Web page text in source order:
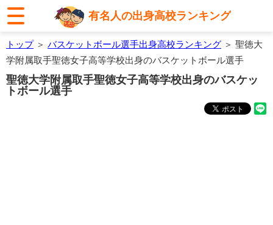
有名人の出身高校ランキング
トップ＞ バスケットボール選手出身高校ランキング ＞ 聖徳大
学附属取手聖徳女子高等学校出身のバスケットボール選手
聖徳大学附属取手聖徳女子高等学校出身のバスケッ
トボール選手